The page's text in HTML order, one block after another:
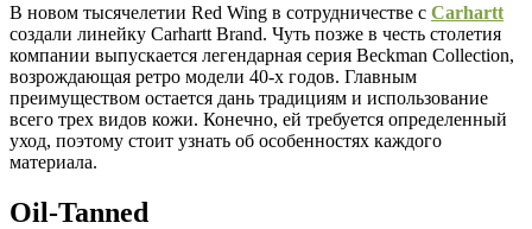
В новом тысячелетии Red Wing в сотрудничестве с Carhartt
создали линейку Carhartt Brand. Чуть позже в честь столетия
компании выпускается легендарная серия Beckman Collection,
возрождающая ретро модели 40-х годов. Главным
преимуществом остается дань традициям и использование
всего трех видов кожи. Конечно, ей требуется определенный
уход, поэтому стоит узнать об особенностях каждого
материала.
Oil-Tanned